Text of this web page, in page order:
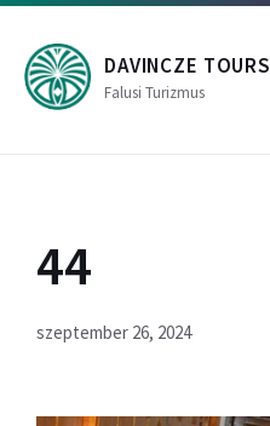
Skip
content
Skip
main
navigation
Skip
footer
DAVINCZE TOURS
Falusi Turizmus
44
szeptember 26, 2024